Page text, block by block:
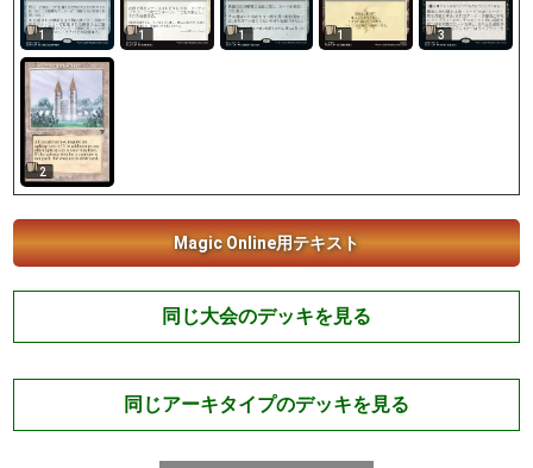
1 1 1 1 3
2
Magic Online用テキスト
同じ大会のデッキを見る
同じアーキタイプのデッキを見る